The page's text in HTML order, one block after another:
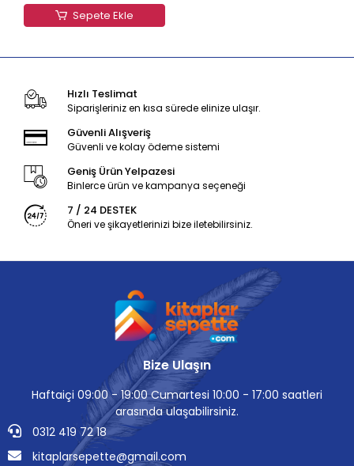
Sepete Ekle
Hızlı Teslimat
Siparişleriniz en kısa sürede elinize ulaşır.
Güvenli Alışveriş
Güvenli ve kolay ödeme sistemi
Geniş Ürün Yelpazesi
Binlerce ürün ve kampanya seçeneği
7 / 24 DESTEK
Öneri ve şikayetlerinizi bize iletebilirsiniz.
Bize Ulaşın
Haftaiçi 09:00 - 19:00 Cumartesi 10:00 - 17:00 saatleri
arasında ulaşabilirsiniz.
0312 419 72 18
kitaplarsepette@gmail.com